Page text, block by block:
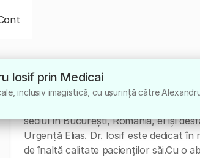
Despre
Dr. Alexandru Iosif este un medic
sediul în București, România, el își
Urgență Elias. Dr. Iosif este dedicat în
de înaltă calitate pacienților săi.Cu o
Iosif prin Medicai
inclusiv imagistică, cu ușurință către